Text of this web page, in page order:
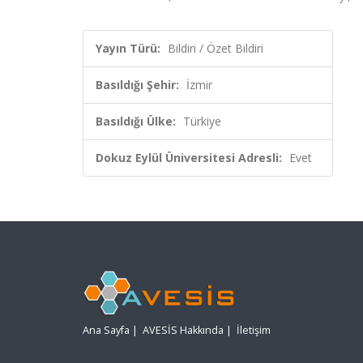
Yayın Türü: Bildiri / Özet Bildiri
Basıldığı Şehir: İzmir
Basıldığı Ülke: Türkiye
Dokuz Eylül Üniversitesi Adresli: Evet
Ana Sayfa | AVESİS Hakkında | İletişim